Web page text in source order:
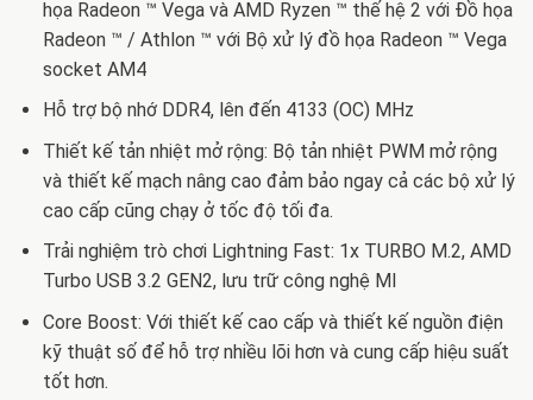
họa Radeon ™ Vega và AMD Ryzen ™ thế hệ 2 với Đồ họa
Radeon ™ / Athlon ™ với Bộ xử lý đồ họa Radeon ™ Vega
socket AM4
Hỗ trợ bộ nhớ DDR4, lên đến 4133 (OC) MHz
Thiết kế tản nhiệt mở rộng: Bộ tản nhiệt PWM mở rộng
và thiết kế mạch nâng cao đảm bảo ngay cả các bộ xử lý
cao cấp cũng chạy ở tốc độ tối đa.
Trải nghiệm trò chơi Lightning Fast: 1x TURBO M.2, AMD
Turbo USB 3.2 GEN2, lưu trữ công nghệ MI
Core Boost: Với thiết kế cao cấp và thiết kế nguồn điện
kỹ thuật số để hỗ trợ nhiều lõi hơn và cung cấp hiệu suất
tốt hơn.